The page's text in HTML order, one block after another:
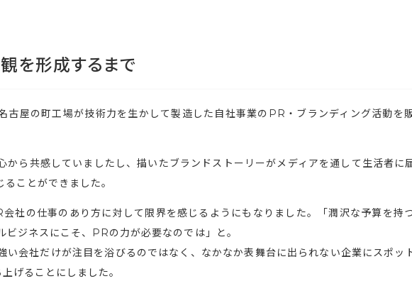
を形成するまで
古屋の町工場が技術力を生かして製造した自社事業のPR・ブランディング活動を
から共感していましたし、描いたブランドストーリーがメディアを通して生活者に
ことができました。
社の仕事のあり方に対して限界を感じるようにもなりました。「潤沢な予算を持
ビジネスにこそ、PRの力が必要なのでは」と。
い会社だけが注目を浴びるのではなく、なかなか表舞台に出られない企業にスポッ
げることにしました。